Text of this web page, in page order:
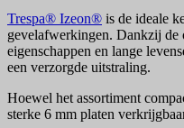
Trespa® Izeon® is de ideale
gevelafwerkingen. Dankzij de
eigenschappen en lange
een verzorgde uitstraling.
Hoewel het assortiment
sterke 6 mm platen